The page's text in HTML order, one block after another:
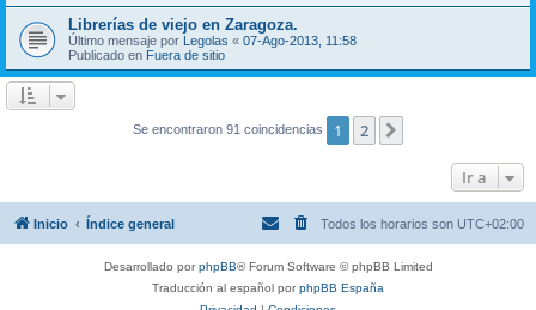
Librerías de viejo en Zaragoza.
Último mensaje por Legolas « 07-Ago-2013, 11:58
Publicado en Fuera de sitio
Se encontraron 91 coincidencias 1 2
Ir a
Inicio Índice general Todos los horarios son UTC+02:00
Desarrollado porphpBB® Forum Software © phpBB Limited
Traducción al español porphpBB España